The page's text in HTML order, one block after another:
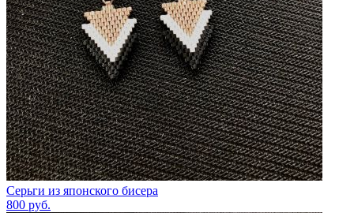
Серьги из японского бисера
800 руб.